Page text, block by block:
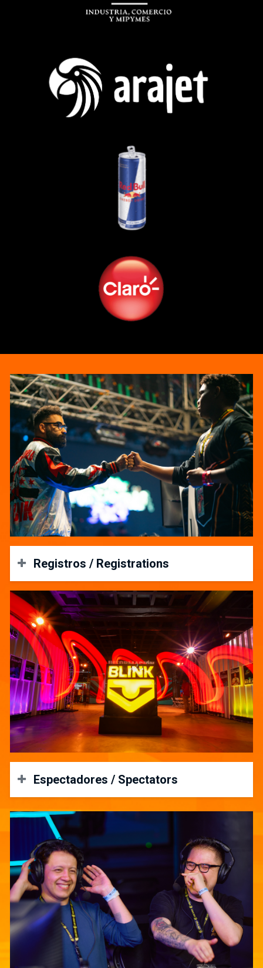
Registros / Registrations
Early Bird (FGC/Juegos de Pelea):
Periodo: Desde el 5 de diciembre de 2024 hasta el 31 de
marzo de 2025. Costo: US$20 + US$10 por cada torneo.
(Smash y SF6: US$20)
Registro Regular (FGC/Juegos de Pelea):
Periodo: Desde el 1 de abril hasta el 11 de julio de 2025.
Costo: US$40 + US$10 por cada torneo. (Smash y SF6:
US$20)
Early Bird (Pase de Equipos):
Desde el 5 de diciembre de 2024 hasta el 31 de
Registro Regular (Pase de Equipos):
Mobile Legends:
Registro Early Bird: Desde el 5 de diciembre de
Costo: US$20 por equipo.
Registro Regular: Desde el 1 de abril hasta el 11
Costo: US$40 por equipo.
Métodos Alternos de Pago:
Espectadores / Spectators
Los espectadores ya pueden adquirir susboletas online.
Alternativamente podrán comprar boletas en el local del
evento a partir de su inicio.
Spectators can purchase their tickets online.
Alternatively tickets will be available for purchase at the
venue once the event starts.